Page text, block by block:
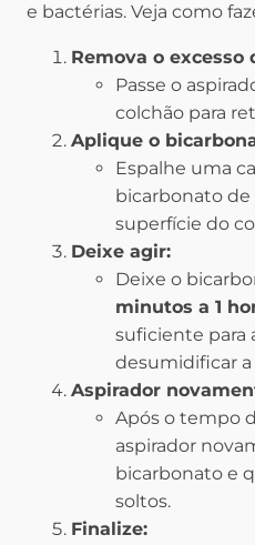
e bactérias. Veja como
Remova o excesso
Passe o
colchão para
Aplique o
Espalhe uma
bicarbonato de
superfície do
Deixe agir:
Deixe o
minutos a 1
suficiente para
desumidificar a
Aspirador
Após o tempo
aspirador
bicarbonato e
soltos.
Finalize: